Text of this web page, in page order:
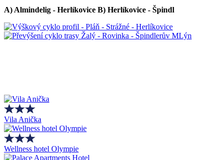
A) Almindelig - Herlíkovice B) Herlíkovice - Špindl
Vila Anička
Wellness hotel Olympie